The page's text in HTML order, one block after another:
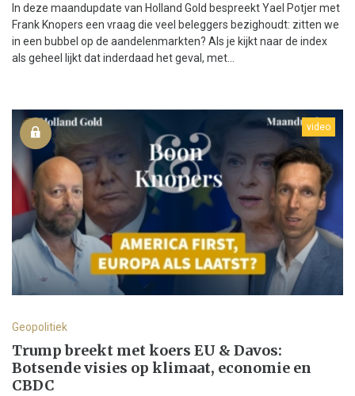
In deze maandupdate van Holland Gold bespreekt Yael Potjer met
Frank Knopers een vraag die veel beleggers bezighoudt: zitten we
in een bubbel op de aandelenmarkten? Als je kijkt naar de index
als geheel lijkt dat inderdaad het geval, met...
video
Geopolitiek
Trump breekt met koers EU & Davos:
Botsende visies op klimaat, economie en
CBDC